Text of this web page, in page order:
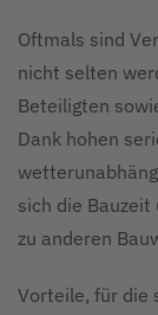
Oftmals sind
nicht selten
Beteiligten
Dank hohen
sich die
zu anderen
Vorteile, für die